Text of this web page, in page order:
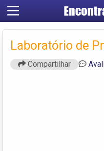
Laboratório de
Compartilhar